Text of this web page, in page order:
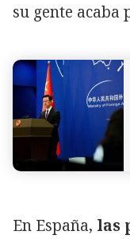
su gente
En España, las